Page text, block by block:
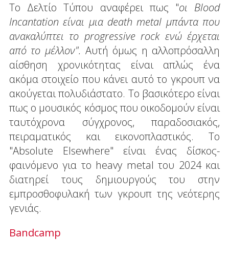
Το Δελτίο Τύπου αναφέρει πως "οι Blood
Incantation είναι μια death metal μπάντα που
ανακαλύπτει το progressive rock ενώ έρχεται
από το μέλλον". Αυτή όμως η αλλοπρόσαλλη
αίσθηση χρονικότητας είναι απλώς ένα
ακόμα στοιχείο που κάνει αυτό το γκρουπ να
ακούγεται πολυδιάστατο. Το βασικότερο είναι
πως ο μουσικός κόσμος που οικοδομούν είναι
ταυτόχρονα σύγχρονος, παραδοσιακός,
πειραματικός και εικονοπλαστικός. Το
"Absolute Elsewhere" είναι ένας δίσκος-
φαινόμενο για το heavy metal του 2024 και
διατηρεί τους δημιουργούς του στην
εμπροσθοφυλακή των γκρουπ της νεότερης
γενιάς.
Bandcamp